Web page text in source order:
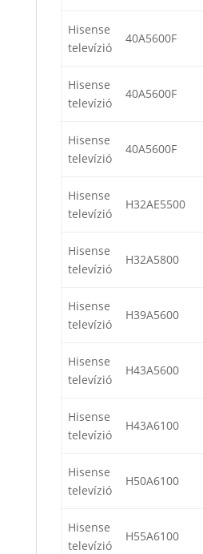
Hisense
televízió
40A5600F
Hisense
televízió
40A5600F
Hisense
televízió
40A5600F
Hisense
televízió
H32AE5500
Hisense
televízió
H32A5800
Hisense
televízió
H39A5600
Hisense
televízió
H43A5600
Hisense
televízió
H43A6100
Hisense
televízió
H50A6100
Hisense
televízió
H55A6100